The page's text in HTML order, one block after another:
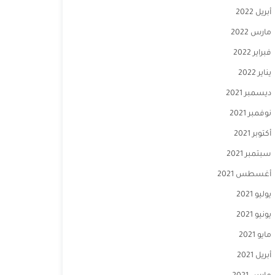
أبريل 2022
مارس 2022
فبراير 2022
يناير 2022
ديسمبر 2021
نوفمبر 2021
أكتوبر 2021
سبتمبر 2021
أغسطس 2021
يوليو 2021
يونيو 2021
مايو 2021
أبريل 2021